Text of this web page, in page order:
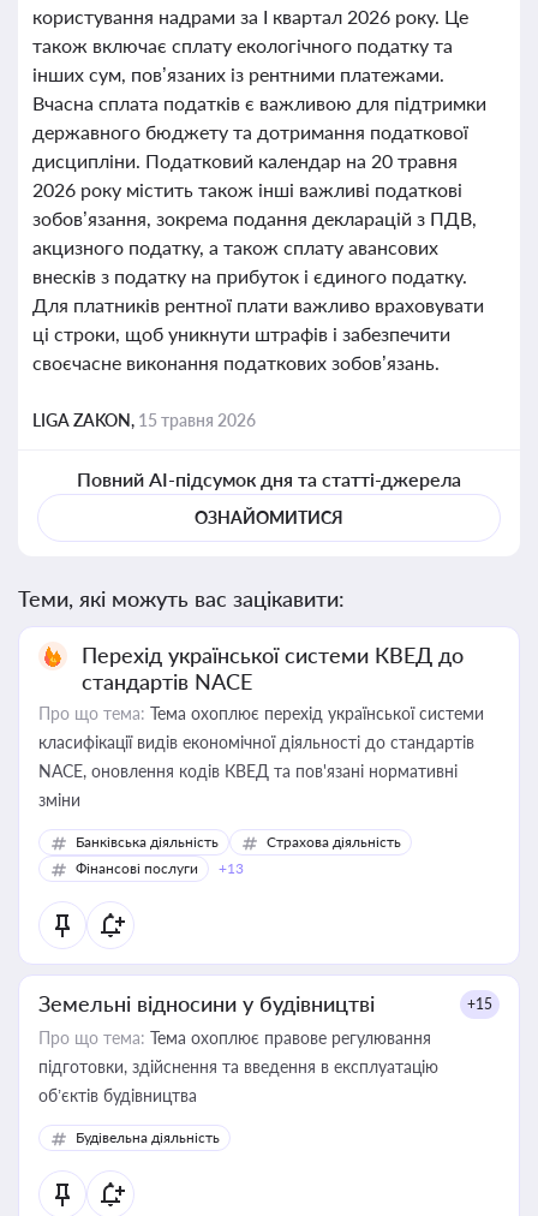
користування надрами за І квартал 2026 року. Це
також включає сплату екологічного податку та
інших сум, пов’язаних із рентними платежами.
Вчасна сплата податків є важливою для підтримки
державного бюджету та дотримання податкової
дисципліни. Податковий календар на 20 травня
2026 року містить також інші важливі податкові
зобов’язання, зокрема подання декларацій з ПДВ,
акцизного податку, а також сплату авансових
внесків з податку на прибуток і єдиного податку.
Для платників рентної плати важливо враховувати
ці строки, щоб уникнути штрафів і забезпечити
своєчасне виконання податкових зобов’язань.
LIGA ZAKON, 15 травня 2026
Повний AI-підсумок дня та статті-джерела
ОЗНАЙОМИТИСЯ
Теми, які можуть вас зацікавити:
Перехід української системи КВЕД до
стандартів NACE
Про що тема: Тема охоплює перехід української системи
класифікації видів економічної діяльності до стандартів
NACE, оновлення кодів КВЕД та пов'язані нормативні
зміни
Банківська діяльність
Страхова діяльність
Фінансові послуги
+13
Земельні відносини у будівництві +15
Про що тема: Тема охоплює правове регулювання
підготовки, здійснення та введення в експлуатацію
об’єктів будівництва
Будівельна діяльність